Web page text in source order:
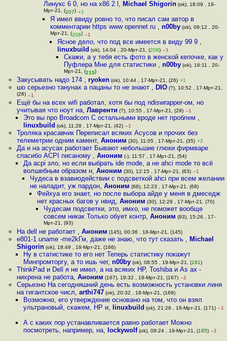
Линукс 6 0, но на x86 2 l , Michael Shigorin(ok), 18:09 , 19-
Мрт-21, (207) +1
Я имел ввиду ровно то, что писал сам автор в
комментарии https www opennet ru ,n00by (ok), 09:12 , 20-
Мрт-21, (208) –1
Ясное дело, что под все имеется в виду 99 9 ,
linuxbuild (ok), 14:04 , 20-Мрт-21, (209) –1
Скажи, а у тебя есть фото в женской кепочке, как у
Пуфлера Мне для статистики , n00by(ok), 16:11 , 20-
Мрт-21, (215)
Закусывать надо 174 , ryoken(ok), 10:44 , 17-Мрт-21, (26) +1
шо серьезно танунах а пацаны то не знают , DIO(?), 10:52 , 17-Мрт-21,
(28) –1
Ещё бы на всех wifi работал, хотя бы под ndiswrapper-ом, но
учитывая что ноут на, Лавренти (?), 10:55 , 17-Мрт-21, (29) –1
Это вы про Broadcom С остальными вроде нет проблем ,
linuxbuild (ok), 11:28 , 17-Мрт-21, (42) –1
Троляка красавчик Переписал всяких Асусов и прочих без
телеметрии одним камент, Аноним (30), 11:05 , 17-Мрт-21, (35) +2
Да и на асусах работает Бывают небольшие глюки фирмваре
спасибо ACPI писаному , Аноним (-), 11:57 , 17-Мрт-21, (54)
Да acpi зло, но если выбрать ide mode, а не ahci mode то всё
волшебным образом н, Аноним (30), 12:15 , 17-Мрт-21, (63) –1
Чудеса в взавиодействии с подсветкой ahci при всем желании
не наладит, уж пардон,Аноним (68), 12:23 , 17-Мрт-21, (68)
Фейхуа его знает, но после выбора айде у меня в дмеседж
нет красных багов у нвид, Аноним (30), 12:29 , 17-Мрт-21, (70)
Чудесам подсветки, это, имхо, не поможет вообще
совсем никак Только обует контр, Аноним (93), 15:26 , 17-
Мрт-21, (93)
На dell не работает , Аноним (145), 00:36 , 18-Мрт-21, (145)
e801-1 uname -me2kГм, даже не знаю, что тут сказать , Michael
Shigorin(ok), 18:49 , 18-Мрт-21, (166)
Ну в статистике то его нет Теперь статистику покажут
Минпромторгу, а то ишь чег, n00by(ok), 08:55 , 19-Мрт-21, (181)
ThinkPad и Dell я не имел, а на всяких HP, Toshiba и As ax -
нихрена не работа, Аноним (167), 19:32 , 18-Мрт-21, (167) –2
Серьезно На сегодняшний день есть возможность установки линя
на гигантское числ, arthi747(ok), 20:32 , 18-Мрт-21, (169)
Возможно, его утверждение основано на том, что он взял
ультрановый, скажем, HP и, linuxbuild (ok), 21:26 , 18-Мрт-21, (171) –1
А с каких пор устанавливается равно работает Можно
посмотреть, например, на, lockywolf(ok), 09:24 , 19-Мрт-21, (185) –1